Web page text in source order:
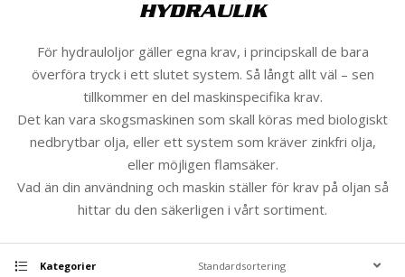
HYDRAULIK
För hydrauloljor gäller egna krav, i principskall de bara
överföra tryck i ett slutet system. Så långt allt väl – sen
tillkommer en del maskinspecifika krav.
Det kan vara skogsmaskinen som skall köras med biologiskt
nedbrytbar olja, eller ett system som kräver zinkfri olja,
eller möjligen flamsäker.
Vad än din användning och maskin ställer för krav på oljan så
hittar du den säkerligen i vårt sortiment.
Kategorier